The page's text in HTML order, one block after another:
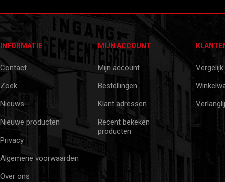
INFORMATIE
Contact
Zoek
Nieuws
Nieuwe producten
Privacy
Algemene voorwaarden
Over ons
MIJN ACCOUNT
Mijn account
Bestellingen
Klant adressen
Recent bekeken
producten